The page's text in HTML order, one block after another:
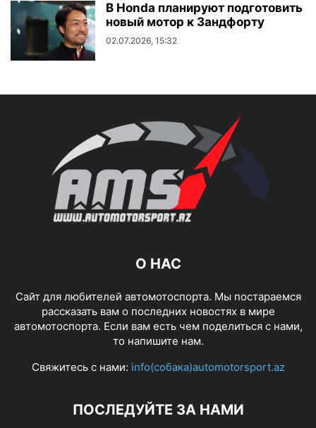
В Honda планируют подготовить
новый мотор к Зандфорту
02.07.2026, 15:32
О НАС
Сайт для любителей автомотоспорта. Мы постараемся
рассказать вам о последних новостях в мире
автомотоспорта. Если вам есть чем поделиться с нами,
то напишите нам.
Свяжитесь с нами: info(собака)automotorsport.az
ПОСЛЕДУЙТЕ ЗА НАМИ